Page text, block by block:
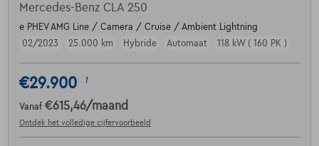
Mercedes-Benz CLA 250
e PHEV AMG Line / Camera / Cruise / Ambient Lightning
02/2023
25.000 km Hybride Automaat 118 kW ( 160 PK )
€29.900 1
Vanaf €615,46/maand
Ontdek het volledige cijfervoorbeeld